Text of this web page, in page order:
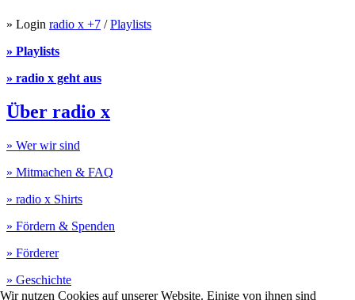
» Login radio x +7 /Playlists
» Playlists
» radio x geht aus
Über radio x
» Wer wir sind
» Mitmachen & FAQ
» radio x Shirts
» Fördern & Spenden
» Förderer
» Geschichte
Wir nutzen Cookies auf unserer Website. Einige von ihnen sind